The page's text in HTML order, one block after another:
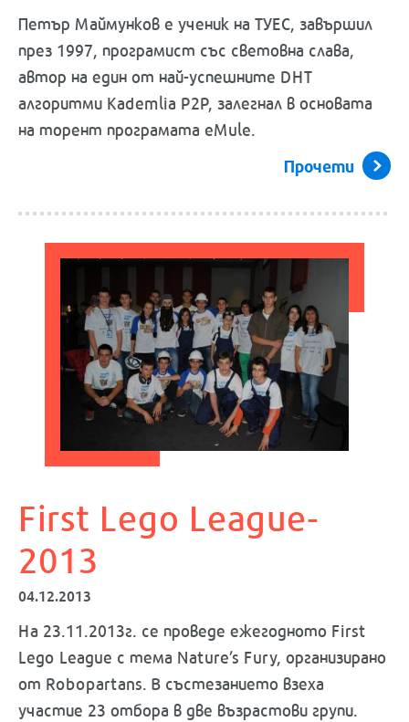
Петър Маймунков e ученик на ТУЕС, завършил
през 1997, програмист със световна слава,
автор на един от най-успешните DHT
алгоритми Kademlia P2P, залегнал в основата
на торент програмата eMule.
Прочети
First Lego League-
2013
04.12.2013
На 23.11.2013г. се проведе ежегодното First
Lego League с тема Nature’s Fury, организирано
от Robopartans. В състезанието взеха
участие 23 отбора в две възрастови групи.